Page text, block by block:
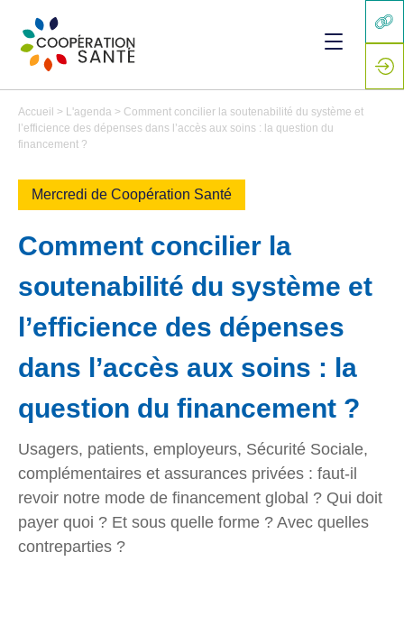
Accueil > L'agenda > Comment concilier la soutenabilité du système et
l’efficience des dépenses dans l’accès aux soins : la question du
financement ?
Mercredi de Coopération Santé
Comment concilier la
soutenabilité du système et
l’efficience des dépenses
dans l’accès aux soins : la
question du financement ?
Usagers, patients, employeurs, Sécurité Sociale,
complémentaires et assurances privées : faut-il
revoir notre mode de financement global ? Qui doit
payer quoi ? Et sous quelle forme ? Avec quelles
contreparties ?